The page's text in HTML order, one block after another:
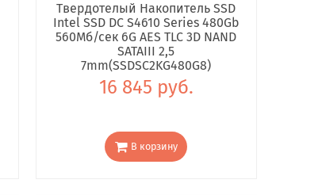
Твердотелый Накопитель SSD
Intel SSD DC S4610 Series 480Gb
560Мб/сек 6G AES TLC 3D NAND
SATAIII 2,5
7mm(SSDSC2KG480G8)
16 845 руб.
В корзину